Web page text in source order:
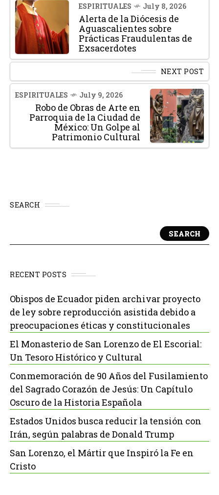
ESPIRITUALES July 8, 2026
Alerta de la Diócesis de
Aguascalientes sobre
Prácticas Fraudulentas de
Exsacerdotes
NEXT POST
ESPIRITUALES July 9, 2026
Robo de Obras de Arte en
Parroquia de la Ciudad de
México: Un Golpe al
Patrimonio Cultural
SEARCH
SEARCH
RECENT POSTS
Obispos de Ecuador piden archivar proyecto
de ley sobre reproducción asistida debido a
preocupaciones éticas y constitucionales
El Monasterio de San Lorenzo de El Escorial:
Un Tesoro Histórico y Cultural
Conmemoración de 90 Años del Fusilamiento
del Sagrado Corazón de Jesús: Un Capítulo
Oscuro de la Historia Española
Estados Unidos busca reducir la tensión con
Irán, según palabras de Donald Trump
San Lorenzo, el Mártir que Inspiró la Fe en
Cristo